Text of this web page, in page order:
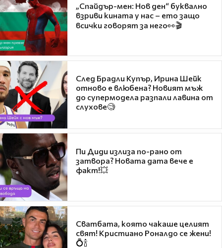
„Спайдър-мен: Нов ден“ буквално
взриви кината у нас – ето защо
всички говорят за него👀🎬
След Брадли Купър, Ирина Шейк
отново е влюбена? Новият мъж
до супермодела разпали лавина от
слухове🧐
Пи Диди излиза по-рано от
затвора? Новата дата вече е
факт!💥
Сватбата, която чакаше целият
свят! Кристиано Роналдо се жени!
💍🍾